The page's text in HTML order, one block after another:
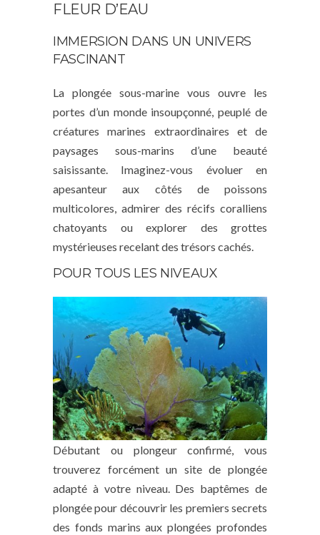
FLEUR D’EAU
IMMERSION DANS UN UNIVERS
FASCINANT
La plongée sous-marine vous ouvre les
portes d’un monde insoupçonné, peuplé de
créatures marines extraordinaires et de
paysages sous-marins d’une beauté
saisissante. Imaginez-vous évoluer en
apesanteur aux côtés de poissons
multicolores, admirer des récifs coralliens
chatoyants ou explorer des grottes
mystérieuses recelant des trésors cachés.
POUR TOUS LES NIVEAUX
Débutant ou plongeur confirmé, vous
trouverez forcément un site de plongée
adapté à votre niveau. Des baptêmes de
plongée pour découvrir les premiers secrets
des fonds marins aux plongées profondes